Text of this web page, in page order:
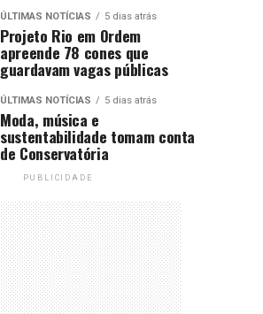
ÚLTIMAS NOTÍCIAS 5 dias atrás
Projeto Rio em Ordem
apreende 78 cones que
guardavam vagas públicas
ÚLTIMAS NOTÍCIAS 5 dias atrás
Moda, música e
sustentabilidade tomam conta
de Conservatória
PUBLICIDADE